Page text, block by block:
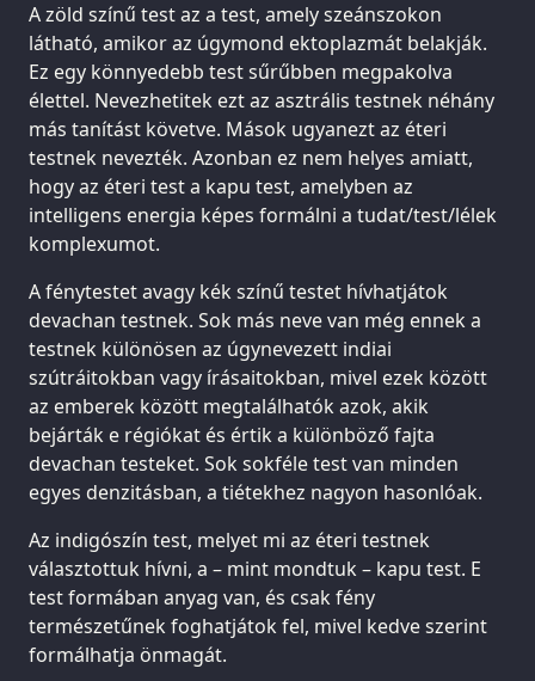
A zöld színű test az a test, amely szeánszokon
látható, amikor az úgymond ektoplazmát belakják.
Ez egy könnyedebb test sűrűbben megpakolva
élettel. Nevezhetitek ezt az asztrális testnek néhány
más tanítást követve. Mások ugyanezt az éteri
testnek nevezték. Azonban ez nem helyes amiatt,
hogy az éteri test a kapu test, amelyben az
intelligens energia képes formálni a tudat/test/lélek
komplexumot.
A fénytestet avagy kék színű testet hívhatjátok
devachan testnek. Sok más neve van még ennek a
testnek különösen az úgynevezett indiai
szútráitokban vagy írásaitokban, mivel ezek között
az emberek között megtalálhatók azok, akik
bejárták e régiókat és értik a különböző fajta
devachan testeket. Sok sokféle test van minden
egyes denzitásban, a tiétekhez nagyon hasonlóak.
Az indigószín test, melyet mi az éteri testnek
választottuk hívni, a – mint mondtuk – kapu test. E
test formában anyag van, és csak fény
természetűnek foghatjátok fel, mivel kedve szerint
formálhatja önmagát.